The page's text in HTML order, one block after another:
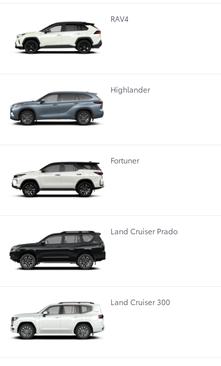
RAV4
Highlander
Fortuner
Land Cruiser Prado
Land Cruiser 300